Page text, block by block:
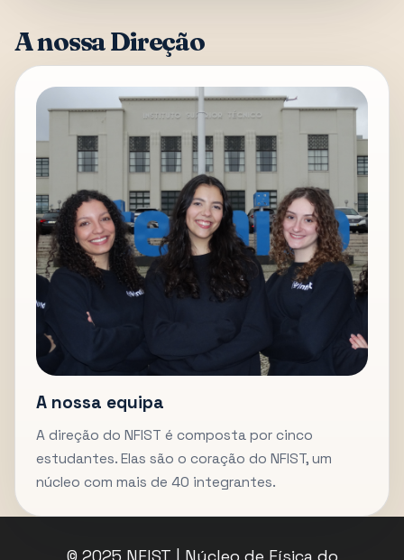
A nossa Direção
A nossa equipa
A direção do NFIST é composta por cinco
estudantes. Elas são o coração do NFIST, um
núcleo com mais de 40 integrantes.
© 2025 NFIST | Núcleo de Física do